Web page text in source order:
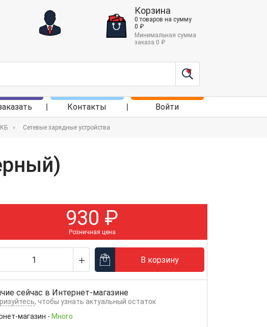
Корзина
0 товаров на сумму
0 ₽
Минимальная сумма
заказа 0 ₽
Контакты Войти
Сетевые зарядные устройства
930 ₽
Розничная цена
В корзину
сейчас в Интернет-магазине
, чтобы узнать актуальный остаток
магазин - Много